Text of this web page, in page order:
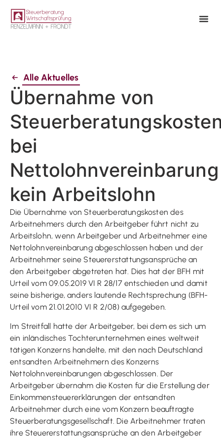
Alle Aktuelles
Übernahme von
bei
Nettolohnvereinbarung
kein Arbeitslohn
Die Übernahme von Steuerberatungskosten des
Arbeitnehmers durch den Arbeitgeber führt nicht zu
Arbeitslohn, wenn Arbeitgeber und Arbeitnehmer eine
Nettolohnvereinbarung abgeschlossen haben und der
Arbeitnehmer seine Steuererstattungsansprüche an
den Arbeitgeber abgetreten hat. Dies hat der BFH mit
Urteil vom 09.05.2019 VI R 28/17 entschieden und damit
seine bisherige, anders lautende Rechtsprechung (BFH-
Urteil vom 21.01.2010 VI R 2/08) aufgegeben.
Im Streitfall hatte der Arbeitgeber, bei dem es sich um
ein inländisches Tochterunternehmen eines weltweit
tätigen Konzerns handelte, mit den nach Deutschland
entsandten Arbeitnehmern des Konzerns
Nettolohnvereinbarungen abgeschlossen. Der
Arbeitgeber übernahm die Kosten für die Erstellung der
Einkommensteuererklärungen der entsandten
Arbeitnehmer durch eine vom Konzern beauftragte
Steuerberatungsgesellschaft. Die Arbeitnehmer traten
ihre Steuererstattungsansprüche an den Arbeitgeber